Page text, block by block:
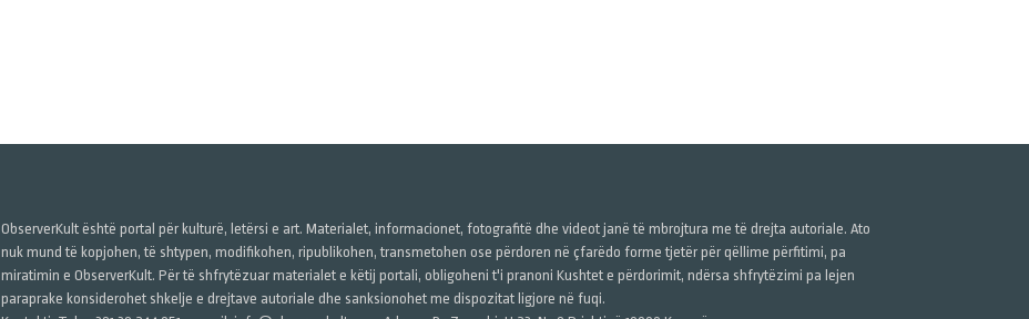
ObserverKult është portal për kulturë, letërsi e art. Materialet, informacionet, fotografitë dhe videot janë të mbrojtura me të drejta autoriale. Ato
nuk mund të kopjohen, të shtypen, modifikohen, ripublikohen, transmetohen ose përdoren në çfarëdo forme tjetër për qëllime përfitimi, pa
miratimin e ObserverKult. Për të shfrytëzuar materialet e këtij portali, obligoheni t'i pranoni Kushtet e përdorimit, ndërsa shfrytëzimi pa lejen
paraprake konsiderohet shkelje e drejtave autoriale dhe sanksionohet me dispozitat ligjore në fuqi.